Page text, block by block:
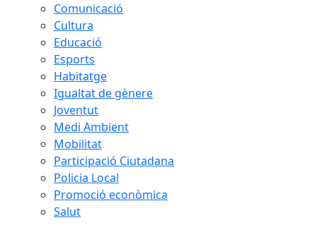
Comunicació
Cultura
Educació
Esports
Habitatge
Igualtat de gènere
Joventut
Medi Ambient
Mobilitat
Participació Ciutadana
Policia Local
Promoció econòmica
Salut